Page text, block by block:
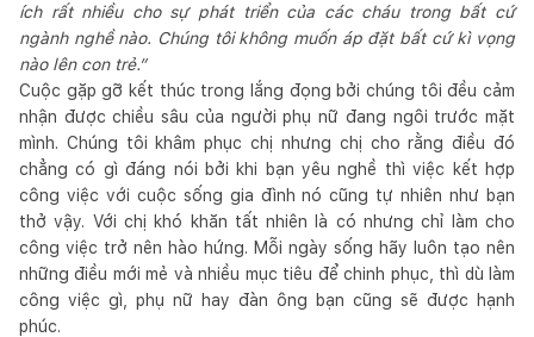
ích rất nhiều cho sự phát triển của các cháu trong bất cứ
ngành nghề nào. Chúng tôi không muốn áp đặt bất cứ kì vọng
nào lên con trẻ.”
Cuộc gặp gỡ kết thúc trong lắng đọng bởi chúng tôi đều cảm
nhận được chiều sâu của người phụ nữ đang ngôi trước mặt
mình. Chúng tôi khâm phục chị nhưng chị cho rằng điều đó
chẳng có gì đáng nói bởi khi bạn yêu nghề thì việc kết hợp
công việc với cuộc sống gia đình nó cũng tự nhiên như bạn
thở vậy. Với chị khó khăn tất nhiên là có nhưng chỉ làm cho
công việc trở nên hào hứng. Mỗi ngày sống hãy luôn tạo nên
những điều mới mẻ và nhiều mục tiêu để chinh phục, thì dù làm
công việc gì, phụ nữ hay đàn ông bạn cũng sẽ được hạnh
phúc.